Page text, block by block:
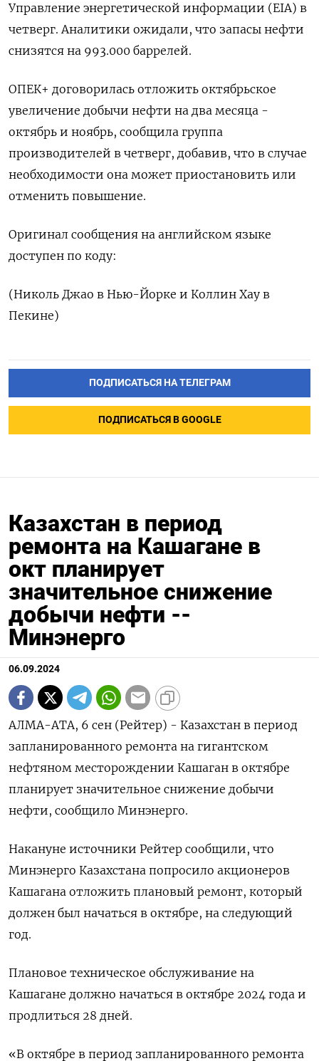
Управление энергетической информации (EIA) в
четверг. Аналитики ожидали, что запасы нефти
снизятся на 993.000 баррелей.
ОПЕК+ договорилась отложить октябрьское
увеличение добычи нефти на два месяца -
октябрь и ноябрь, сообщила группа
производителей в четверг, добавив, что в случае
необходимости она может приостановить или
отменить повышение.
Оригинал сообщения на английском языке
доступен по коду:
(Николь Джао в Нью-Йорке и Коллин Хау в
Пекине)
ПОДПИСАТЬСЯ НА ТЕЛЕГРАМ
ПОДПИСАТЬСЯ В GOOGLE
Казахстан в период
ремонта на Кашагане в
окт планирует
значительное снижение
добычи нефти --
Минэнерго
06.09.2024
АЛМА-АТА, 6 сен (Рейтер) - Казахстан в период
запланированного ремонта на гигантском
нефтяном месторождении Кашаган в октябре
планирует значительное снижение добычи
нефти, сообщило Минэнерго.
Накануне источники Рейтер сообщили, что
Минэнерго Казахстана попросило акционеров
Кашагана отложить плановый ремонт, который
должен был начаться в октябре, на следующий
год.
Плановое техническое обслуживание на
Кашагане должно начаться в октябре 2024 года и
продлиться 28 дней.
«В октябре в период запланированного ремонта